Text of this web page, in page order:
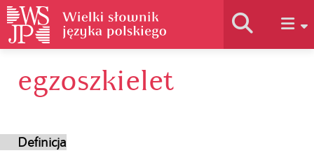
Historia słownika
egzoszkielet
Definicja